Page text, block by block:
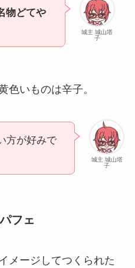
城主 城山塔
子
物どてや
色いものは辛子。
城主 城山塔
子
方が好みで
フェ
メージしてつくられた